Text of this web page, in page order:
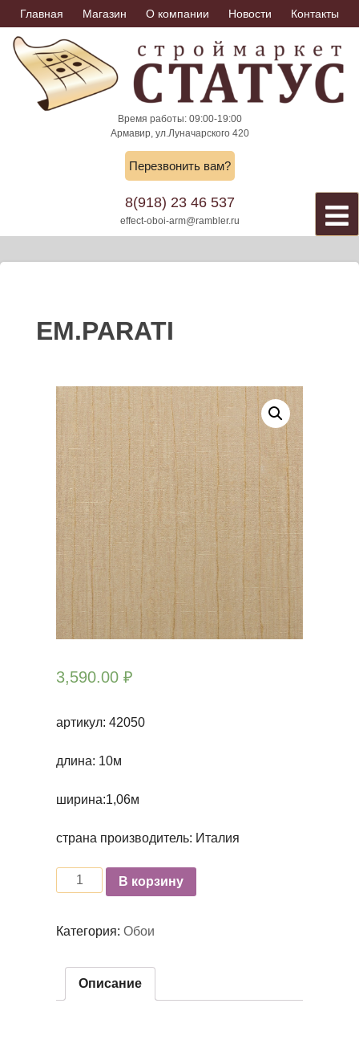
Skip
to
content
Главная Магазин О компании Новости Контакты
Время работы: 09:00-19:00
Армавир, ул.Луначарского 420
Перезвонить вам?
8(918) 23 46 537
effect-oboi-arm@rambler.ru
EM.PARATI
3,590.00 ₽
артикул: 42050
длина: 10м
ширина:1,06м
страна производитель: Италия
КоличествоВ корзину
Категория: Обои
Описание